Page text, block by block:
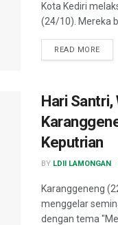
Kota Kediri
(24/10). Mereka
READ MORE
Hari Santri,
Keputrian
BY LDII LAMONGAN
Karanggeneng
menggelar
dengan tema